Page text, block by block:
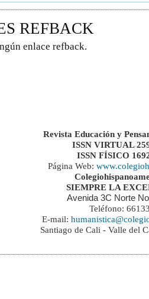
REFBACK
enlace refback.
Revista Educación y
ISSN VIRTUAL
ISSN FÍSICO
Página Web:
SIEMPRE LA
Avenida 3C Norte
Teléfono:
E-mail:
Santiago de Cali - Valle del